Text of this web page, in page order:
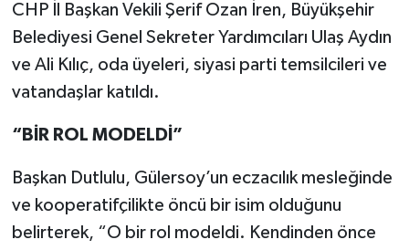
CHP İl Başkan Vekili Şerif Ozan İren, Büyükşehir
Belediyesi Genel Sekreter Yardımcıları Ulaş Aydın
ve Ali Kılıç, oda üyeleri, siyasi parti temsilcileri ve
vatandaşlar katıldı.
“BİR ROL MODELDİ”
Başkan Dutlulu, Gülersoy’un eczacılık mesleğinde
ve kooperatifçilikte öncü bir isim olduğunu
belirterek, “O bir rol modeldi. Kendinden önce